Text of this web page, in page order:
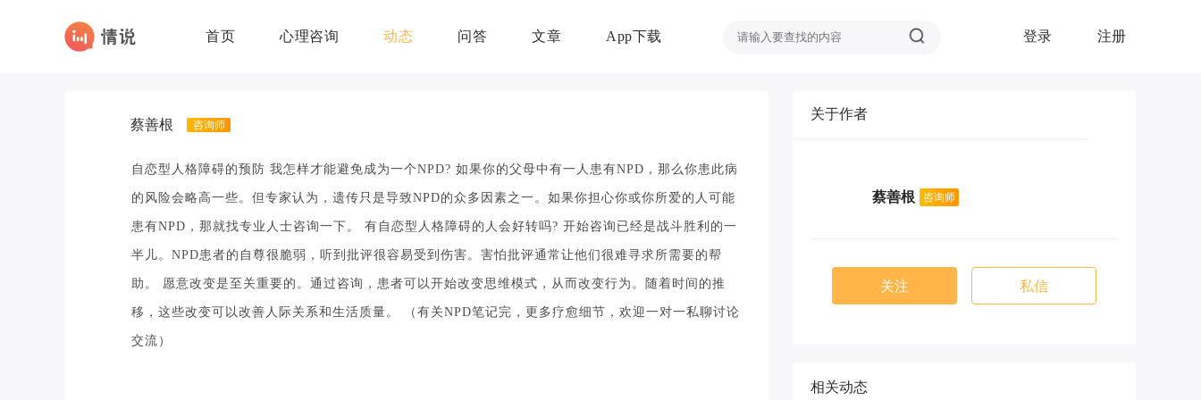
首页 心理咨询 动态 问答 文章 App下载 登录 注册
蔡善根 咨询师
自恋型人格障碍的预防 我怎样才能避免成为一个NPD? 如果你的父母中有一人患有NPD，那么你患此病
的风险会略高一些。但专家认为，遗传只是导致NPD的众多因素之一。如果你担心你或你所爱的人可能
患有NPD，那就找专业人士咨询一下。 有自恋型人格障碍的人会好转吗? 开始咨询已经是战斗胜利的一
半儿。NPD患者的自尊很脆弱，听到批评很容易受到伤害。害怕批评通常让他们很难寻求所需要的帮
助。 愿意改变是至关重要的。通过咨询，患者可以开始改变思维模式，从而改变行为。随着时间的推
移，这些改变可以改善人际关系和生活质量。 （有关NPD笔记完，更多疗愈细节，欢迎一对一私聊讨论
交流）
关于作者
蔡善根 咨询师
关注 私信
相关动态